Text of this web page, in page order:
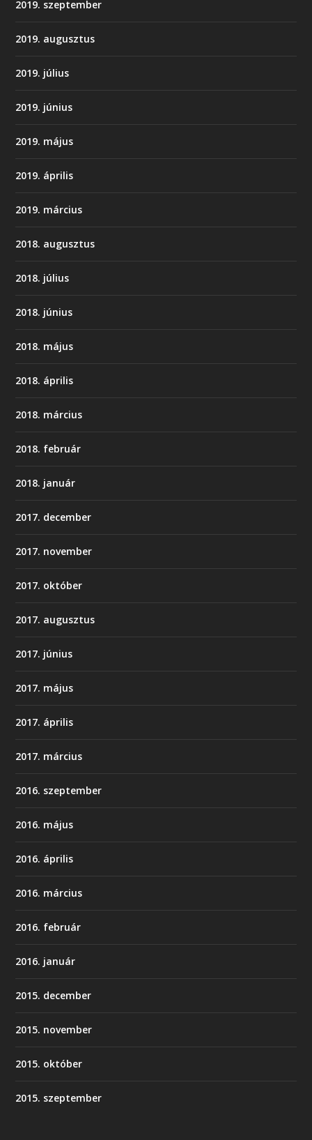
2019. szeptember
2019. augusztus
2019. július
2019. június
2019. május
2019. április
2019. március
2018. augusztus
2018. július
2018. június
2018. május
2018. április
2018. március
2018. február
2018. január
2017. december
2017. november
2017. október
2017. augusztus
2017. június
2017. május
2017. április
2017. március
2016. szeptember
2016. május
2016. április
2016. március
2016. február
2016. január
2015. december
2015. november
2015. október
2015. szeptember